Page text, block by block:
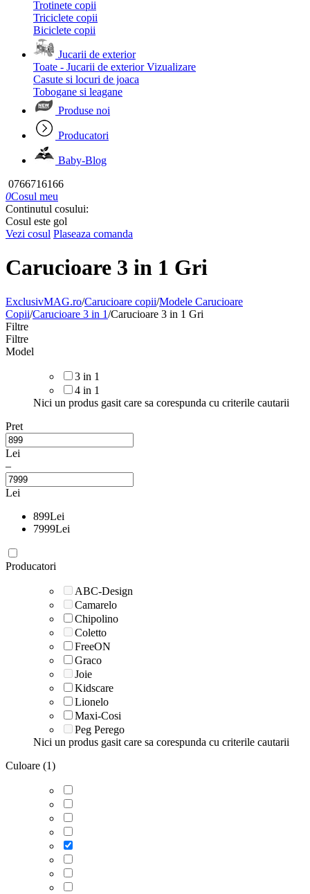
Trotinete copii
Triciclete copii
Biciclete copii
Jucarii de exterior
Toate - Jucarii de exterior Vizualizare
Casute si locuri de joaca
Tobogane si leagane
Produse noi
Producatori
Baby-Blog
0766716166
0Cosul meu
Continutul cosului:
Cosul este gol
Vezi cosul Plaseaza comanda
Carucioare 3 in 1 Gri
ExclusivMAG.ro/Carucioare copii/Modele Carucioare
Copii/Carucioare 3 in 1/Carucioare 3 in 1 Gri
Filtre
Filtre
Model
3 in 1
4 in 1
Nici un produs gasit care sa corespunda cu criterile cautarii
Pret
Lei
–
Lei
899Lei
7999Lei
Producatori
ABC-Design
Camarelo
Chipolino
Coletto
FreeON
Graco
Joie
Kidscare
Lionelo
Maxi-Cosi
Peg Perego
Nici un produs gasit care sa corespunda cu criterile cautarii
Culoare (1)